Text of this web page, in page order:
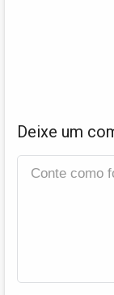
Deixe um